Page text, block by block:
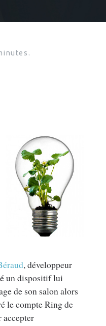
, développeur
un dispositif lui
de son salon alors
le compte Ring de
accepter